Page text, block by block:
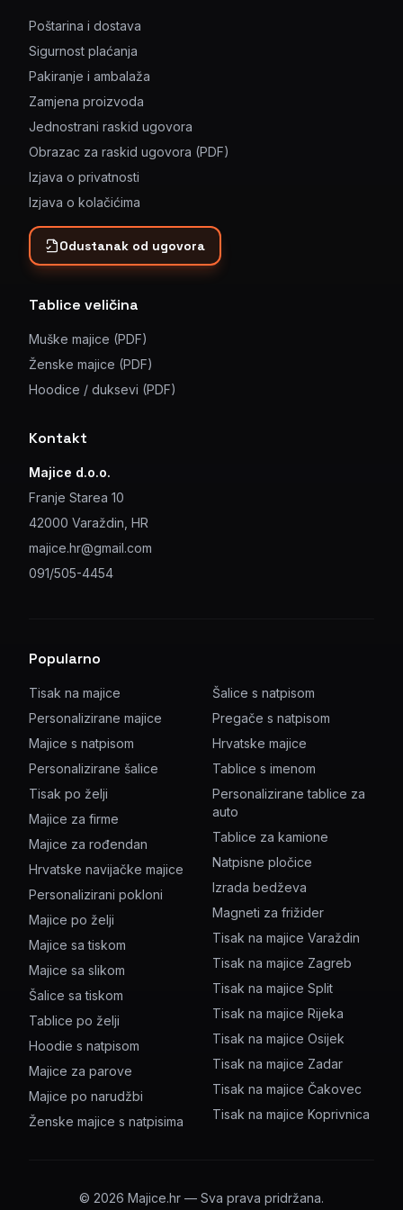
Poštarina i dostava
Sigurnost plaćanja
Pakiranje i ambalaža
Zamjena proizvoda
Jednostrani raskid ugovora
Obrazac za raskid ugovora (PDF)
Izjava o privatnosti
Izjava o kolačićima
Odustanak od ugovora
Tablice veličina
Muške majice (PDF)
Ženske majice (PDF)
Hoodice / duksevi (PDF)
Kontakt
Majice d.o.o.
Franje Starea 10
42000 Varaždin, HR
majice.hr@gmail.com
091/505-4454
Popularno
Tisak na majice
Personalizirane majice
Majice s natpisom
Personalizirane šalice
Tisak po želji
Majice za firme
Majice za rođendan
Hrvatske navijačke majice
Personalizirani pokloni
Majice po želji
Majice sa tiskom
Majice sa slikom
Šalice sa tiskom
Tablice po želji
Hoodie s natpisom
Majice za parove
Majice po narudžbi
Ženske majice s natpisima
Šalice s natpisom
Pregače s natpisom
Hrvatske majice
Tablice s imenom
Personalizirane tablice za
auto
Tablice za kamione
Natpisne pločice
Izrada bedževa
Magneti za frižider
Tisak na majice Varaždin
Tisak na majice Zagreb
Tisak na majice Split
Tisak na majice Rijeka
Tisak na majice Osijek
Tisak na majice Zadar
Tisak na majice Čakovec
Tisak na majice Koprivnica
© 2026 Majice.hr — Sva prava pridržana.